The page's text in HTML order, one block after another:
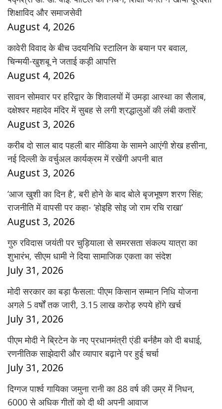
शिक्षाविद और समाजसेवी
August 4, 2026
कावेरी विवाद के बीच उदयनिधि स्टालिन के बयान पर बवाल,
चिन्मयी-खुशबू ने जताई कड़ी आपत्ति
August 4, 2026
सावन सोमवार पर हरिद्वार के शिवालयों में उमड़ा आस्था का सैलाब,
दक्षेश्वर महादेव मंदिर में सुबह से लगी श्रद्धालुओं की लंबी कतारें
August 3, 2026
करीब दो साल बाद पहली बार मीडिया के सामने आएंगी शेख हसीना,
नई दिल्ली के वर्चुअल कार्यक्रम में रखेंगी अपनी बात
August 3, 2026
‘आज खुशी का दिन है’, बरी होने के बाद बोले बृजभूषण शरण सिंह;
राजनीति में वापसी पर कहा- ‘होइहि सोइ जो राम रचि राखा’
August 3, 2026
गुरु रविदास जयंती पर चुड़ियाला से समरसता संकल्प यात्रा का
शुभारंभ, सीएम धामी ने दिया सामाजिक एकता का संदेश
July 31, 2026
मोदी सरकार का बड़ा फैसला: पीएम किसान सम्मान निधि योजना
अगले 5 वर्षों तक जारी, 3.15 लाख करोड़ रुपये होंगे खर्च
July 31, 2026
पीएम मोदी ने ब्रिटेन के नए प्रधानमंत्री एंडी बर्नहैम को दी बधाई,
रणनीतिक साझेदारी और व्यापार बढ़ाने पर हुई चर्चा
July 31, 2026
दिग्गज पार्श्व गायिका जमुना रानी का 88 वर्ष की उम्र में निधन,
6000 से अधिक गीतों को दी थी अपनी आवाज